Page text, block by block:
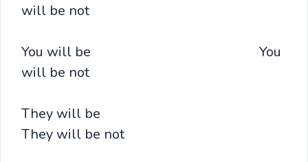
will be not
You will be You
will be not
They will be
They will be not